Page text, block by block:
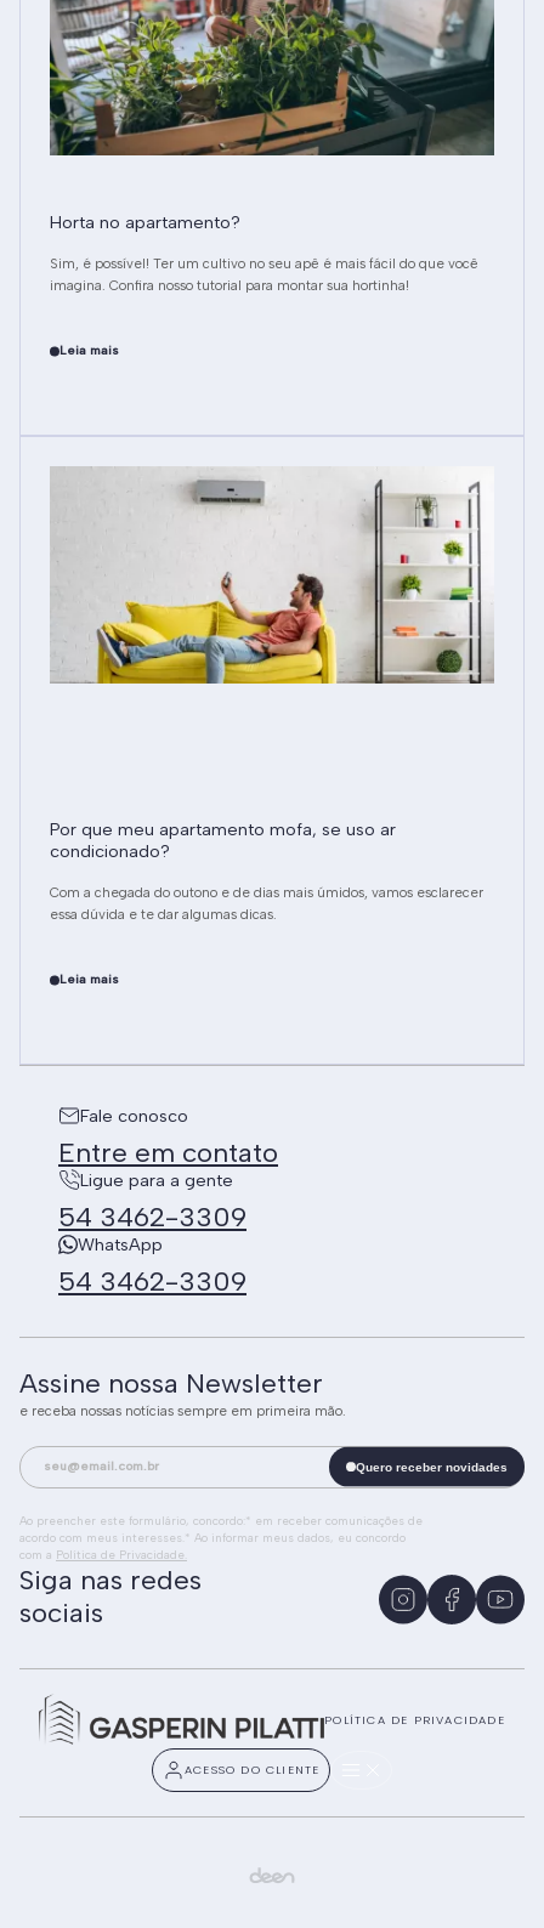
Horta no apartamento?
Sim, é possível! Ter um cultivo no seu apê é mais fácil do que você
imagina. Confira nosso tutorial para montar sua hortinha!
Leia mais
Por que meu apartamento mofa, se uso ar
condicionado?
Com a chegada do outono e de dias mais úmidos, vamos esclarecer
essa dúvida e te dar algumas dicas.
Leia mais
Fale conosco
Entre em contato
Ligue para a gente
54 3462-3309
WhatsApp
54 3462-3309
Assine nossa Newsletter
e receba nossas notícias sempre em primeira mão.
Quero receber novidades
Ao preencher este formulário, concordo:* em receber comunicações de
acordo com meus interesses.* Ao informar meus dados, eu concordo
com a Política de Privacidade.
Siga nas redes
sociais
POLÍTICA DE PRIVACIDADE
ACESSO DO CLIENTE